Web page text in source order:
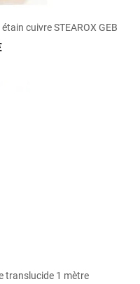
cuivre STEAROX GEB
translucide 1 mètre